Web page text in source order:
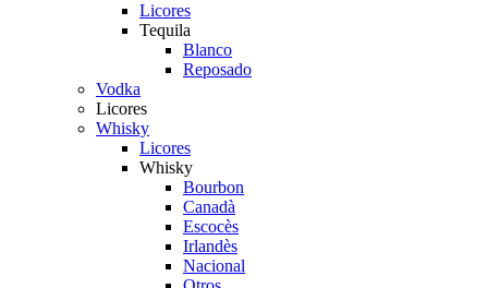
Licores
Tequila
Blanco
Reposado
Vodka
Licores
Whisky
Licores
Whisky
Bourbon
Canadà
Escocès
Irlandès
Nacional